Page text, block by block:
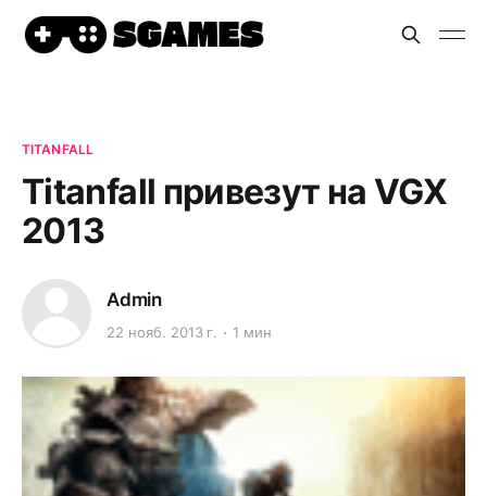
TITANFALL
Titanfall привезут на VGX
2013
Admin
22 нояб. 2013 г. 1 мин